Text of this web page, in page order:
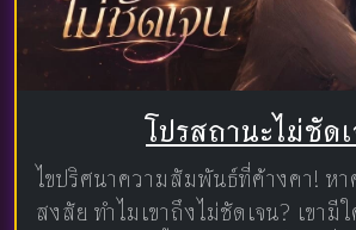
โปรสถานะไม่ชัด
ไขปริศนาความสัมพันธ์ที่ค้างคา! ห
สงสัย ทำไมเขาถึงไม่ชัดเจน? เขามี